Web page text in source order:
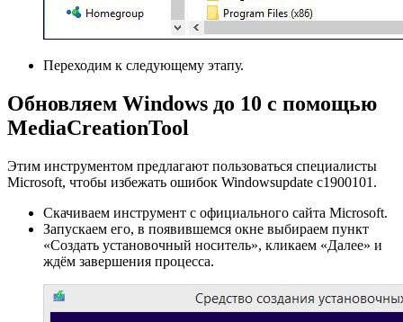
Переходим к следующему этапу.
Обновляем Windows до 10 с помощью
MediaCreationTool
Этим инструментом предлагают пользоваться специалисты
Microsoft, чтобы избежать ошибок Windowsupdate c1900101.
Скачиваем инструмент с официального сайта Microsoft.
Запускаем его, в появившемся окне выбираем пункт
«Создать установочный носитель», кликаем «Далее» и
ждём завершения процесса.